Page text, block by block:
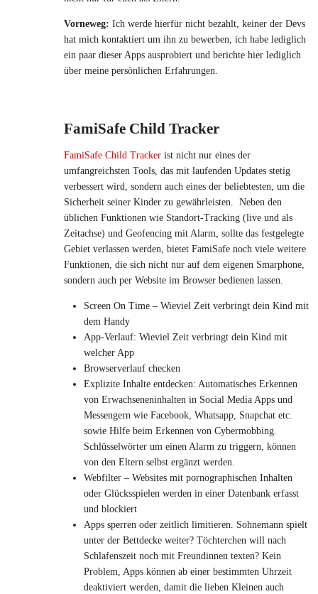
Vorneweg: Ich werde hierfür nicht bezahlt, keiner der Devs
hat mich kontaktiert um ihn zu bewerben, ich habe lediglich
ein paar dieser Apps ausprobiert und berichte hier lediglich
über meine persönlichen Erfahrungen.
FamiSafe Child Tracker
FamiSafe Child Tracker ist nicht nur eines der
umfangreichsten Tools, das mit laufenden Updates stetig
verbessert wird, sondern auch eines der beliebtesten, um die
Sicherheit seiner Kinder zu gewährleisten. Neben den
üblichen Funktionen wie Standort-Tracking (live und als
Zeitachse) und Geofencing mit Alarm, sollte das festgelegte
Gebiet verlassen werden, bietet FamiSafe noch viele weitere
Funktionen, die sich nicht nur auf dem eigenen Smarphone,
sondern auch per Website im Browser bedienen lassen.
Screen On Time – Wieviel Zeit verbringt dein Kind mit
dem Handy
App-Verlauf: Wieviel Zeit verbringt dein Kind mit
welcher App
Browserverlauf checken
Explizite Inhalte entdecken: Automatisches Erkennen
von Erwachseneninhalten in Social Media Apps und
Messengern wie Facebook, Whatsapp, Snapchat etc.
sowie Hilfe beim Erkennen von Cybermobbing.
Schlüsselwörter um einen Alarm zu triggern, können
von den Eltern selbst ergänzt werden.
Webfilter – Websites mit pornographischen Inhalten
oder Glücksspielen werden in einer Datenbank erfasst
und blockiert
Apps sperren oder zeitlich limitieren. Sohnemann spielt
unter der Bettdecke weiter? Töchterchen will nach
Schlafenszeit noch mit Freundinnen texten? Kein
Problem, Apps können ab einer bestimmten Uhrzeit
deaktiviert werden, damit die lieben Kleinen auch